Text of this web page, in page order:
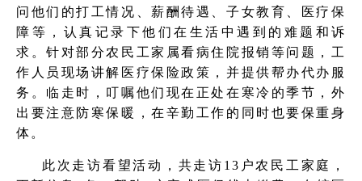
问他们的打工情况、薪酬待遇、子女教育、医疗保
障等，认真记录下他们在生活中遇到的难题和诉
求。针对部分农民工家属看病住院报销等问题，工
作人员现场讲解医疗保险政策，并提供帮办代办服
务。临走时，叮嘱他们现在正处在寒冷的季节，外
出要注意防寒保暖，在辛勤工作的同时也要保重身
体。
此次走访看望活动，共走访13户农民工家庭，